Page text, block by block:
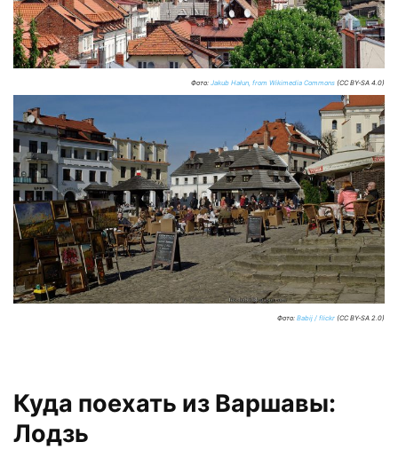
Фото: Jakub Hałun, from Wikimedia Commons (CC BY-SA 4.0)
Фото: Babij / flickr (CC BY-SA 2.0)
Куда поехать из Варшавы:
Лодзь